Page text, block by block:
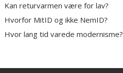
Kan returvarmen være for lav?
Hvorfor MitID og ikke NemID?
Hvor lang tid varede modernisme?